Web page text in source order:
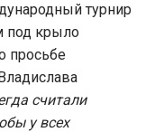
турнир
под крыло
просьбе
считали
у всех